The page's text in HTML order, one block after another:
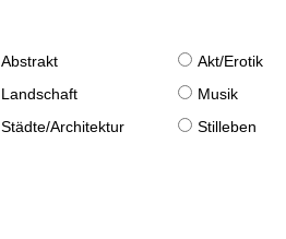
Abstrakt Akt/Erotik
Landschaft Musik
Städte/Architektur Stilleben